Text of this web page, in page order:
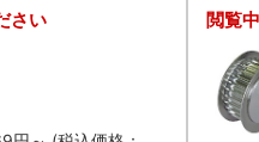
さい 閲覧